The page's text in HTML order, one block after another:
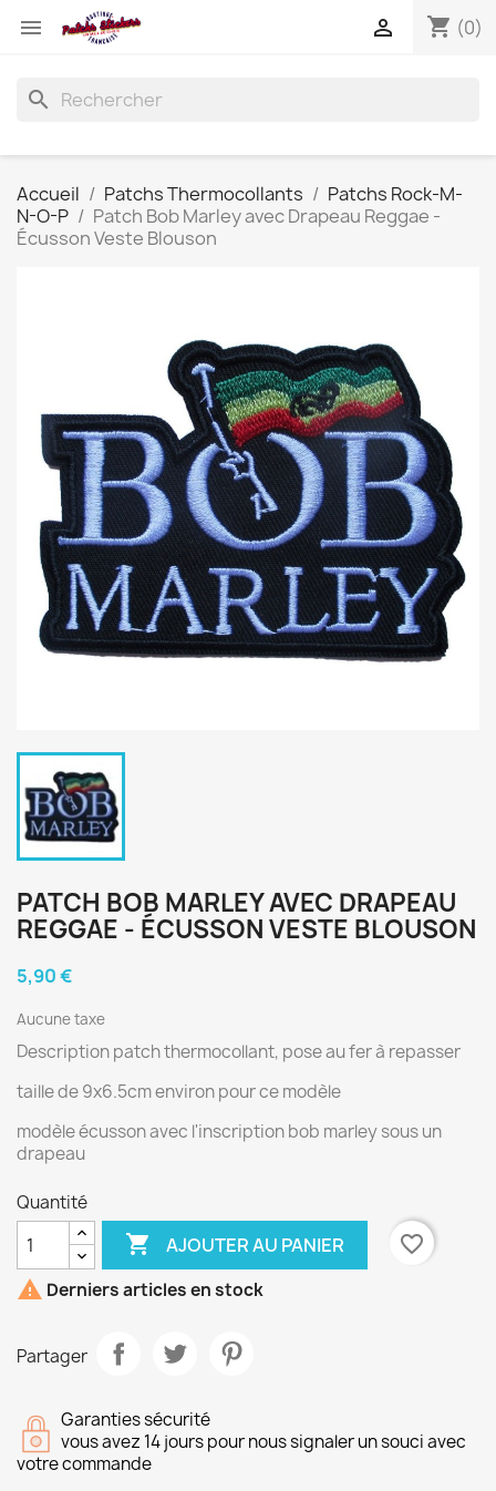
 shopping_cart (0)

search
Accueil Patchs Thermocollants
Patchs Rock-M-
N-O-P
Patch Bob Marley avec Drapeau Reggae -
Écusson Veste Blouson
PATCH BOB MARLEY AVEC DRAPEAU
REGGAE - ÉCUSSON VESTE BLOUSON
5,90 €
Aucune taxe
Description patch thermocollant, pose au fer à repasser
taille de 9x6.5cm environ pour ce modèle
modèle écusson avec l'inscription bob marley sous un
drapeau
Quantité
 AJOUTER AU PANIER
favorite_border
 Derniers articles en stock
Partager
Garanties sécurité
vous avez 14 jours pour nous signaler un souci avec
votre commande